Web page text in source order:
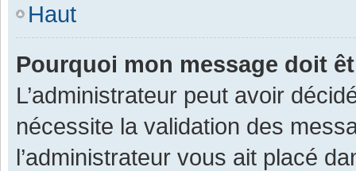
Haut
Pourquoi mon message doit
L’administrateur peut avoir
nécessite la validation des
l’administrateur vous ait placé